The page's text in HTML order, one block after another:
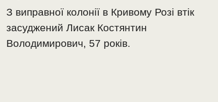
З виправної колонії в Кривому Розі втік
засуджений Лисак Костянтин
Володимирович, 57 років.